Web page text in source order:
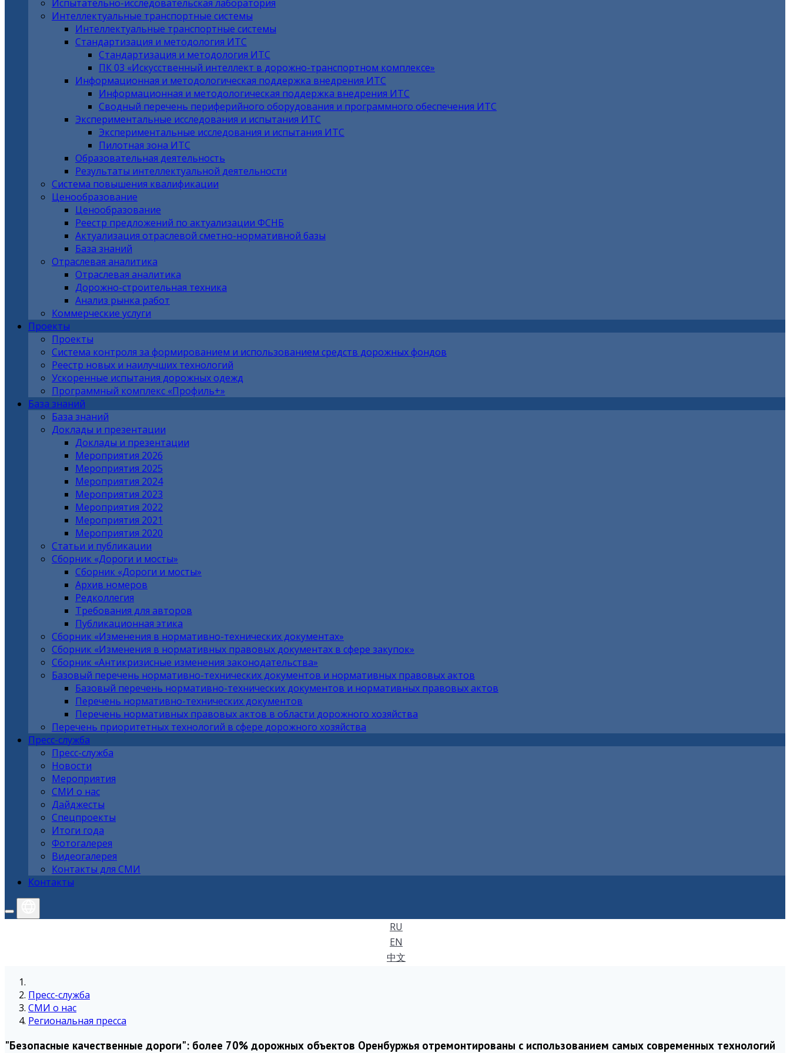
Испытательно-исследовательская лаборатория
Интеллектуальные транспортные системы
Интеллектуальные транспортные системы
Стандартизация и методология ИТС
Стандартизация и методология ИТС
ПК 03 «Искусственный интеллект в дорожно-транспортном комплексе»
Информационная и методологическая поддержка внедрения ИТС
Информационная и методологическая поддержка внедрения ИТС
Сводный перечень периферийного оборудования и программного обеспечения ИТС
Экспериментальные исследования и испытания ИТС
Экспериментальные исследования и испытания ИТС
Пилотная зона ИТС
Образовательная деятельность
Результаты интеллектуальной деятельности
Система повышения квалификации
Ценообразование
Ценообразование
Реестр предложений по актуализации ФСНБ
Актуализация отраслевой сметно-нормативной базы
База знаний
Отраслевая аналитика
Отраслевая аналитика
Дорожно-строительная техника
Анализ рынка работ
Коммерческие услуги
Проекты
Проекты
Система контроля за формированием и использованием средств дорожных фондов
Реестр новых и наилучших технологий
Ускоренные испытания дорожных одежд
Программный комплекс «Профиль+»
База знаний
База знаний
Доклады и презентации
Доклады и презентации
Мероприятия 2026
Мероприятия 2025
Мероприятия 2024
Мероприятия 2023
Мероприятия 2022
Мероприятия 2021
Мероприятия 2020
Статьи и публикации
Сборник «Дороги и мосты»
Сборник «Дороги и мосты»
Архив номеров
Редколлегия
Требования для авторов
Публикационная этика
Сборник «Изменения в нормативно-технических документах»
Сборник «Изменения в нормативных правовых документах в сфере закупок»
Сборник «Антикризисные изменения законодательства»
Базовый перечень нормативно-технических документов и нормативных правовых актов
Базовый перечень нормативно-технических документов и нормативных правовых актов
Перечень нормативно-технических документов
Перечень нормативных правовых актов в области дорожного хозяйства
Перечень приоритетных технологий в сфере дорожного хозяйства
Пресс-служба
Пресс-служба
Новости
Мероприятия
СМИ о нас
Дайджесты
Спецпроекты
Итоги года
Фотогалерея
Видеогалерея
Контакты для СМИ
Контакты
RU
EN
中文
Пресс-служба
СМИ о нас
Региональная пресса
"Безопасные качественные дороги": более 70% дорожных объектов Оренбуржья отремонтированы с использованием самых современных технологий